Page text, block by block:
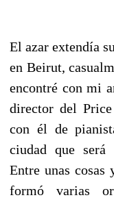
El azar extendía
en Beirut,
encontré con mi
director del
con él de
ciudad que será
Entre unas
formó varias